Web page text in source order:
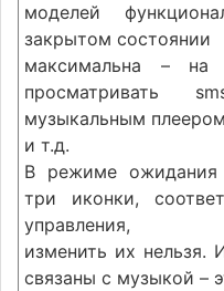
моделей
закрытом состоянии
максимальна – на
просматривать
музыкальным плеером
и т.д.
В режиме ожидания
три иконки,
управления,
изменить их нельзя.
связаны с музыкой –